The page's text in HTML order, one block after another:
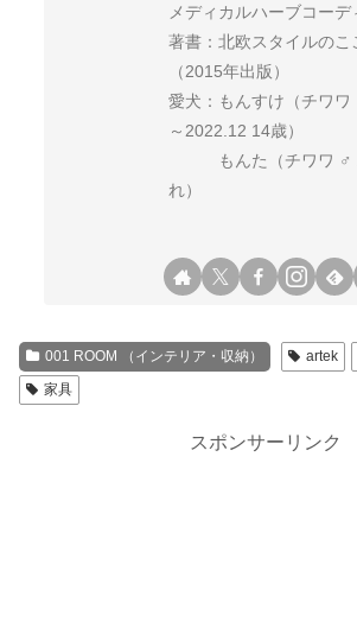
メディカルハーブコーデ
著書：北欧スタイルのこ
（2015年出版）
愛犬：もんすけ（チワ
～2022.12 14歳）
もんた（チワワ ♂
れ）
001 ROOM （インテリア・収納） artek
家具
スポンサーリンク